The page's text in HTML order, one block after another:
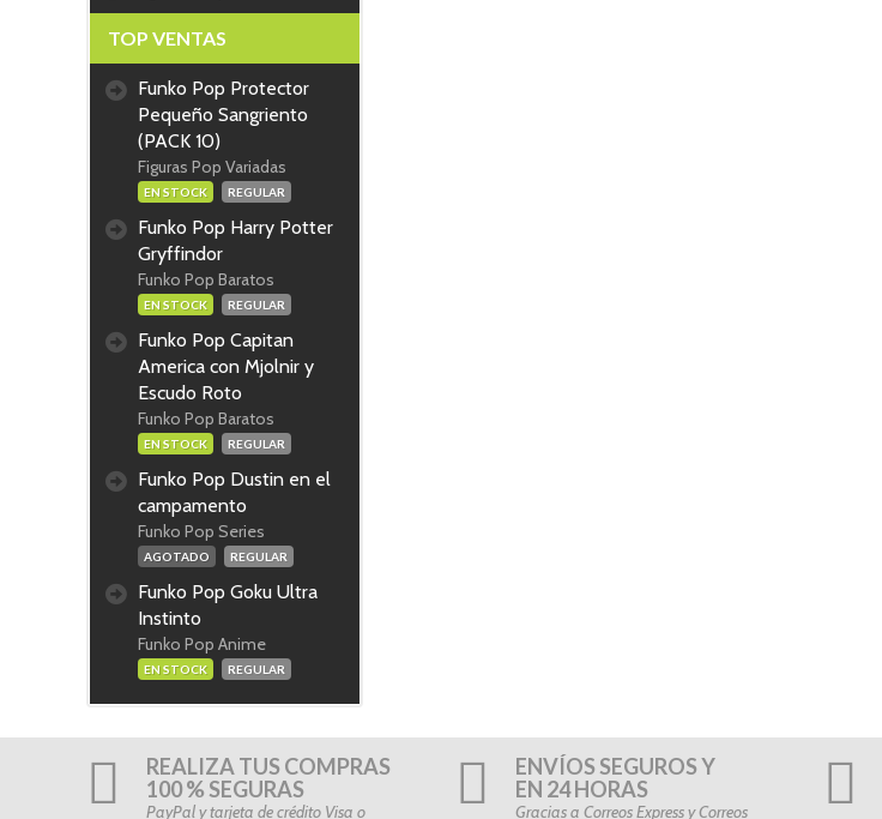
TOP VENTAS
Funko Pop Protector
Pequeño Sangriento
(PACK 10)
Figuras Pop Variadas
EN STOCK REGULAR
Funko Pop Harry Potter
Gryffindor
Funko Pop Baratos
EN STOCK REGULAR
Funko Pop Capitan
America con Mjolnir y
Escudo Roto
Funko Pop Baratos
EN STOCK REGULAR
Funko Pop Dustin en el
campamento
Funko Pop Series
AGOTADO REGULAR
Funko Pop Goku Ultra
Instinto
Funko Pop Anime
EN STOCK REGULAR
REALIZA TUS COMPRAS
100 % SEGURAS
PayPal y tarjeta de crédito Visa o
ENVÍOS SEGUROS Y
EN 24 HORAS
Gracias a Correos Express y Correos